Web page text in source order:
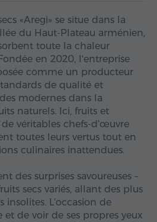
«Aregi» se situe dans la
du Haut-Plateau arménien,
toute la chaleur
en 2020, l'entreprise
comme un producteur
de qualité et
modernes dans la
naturels. Ici, fruits et
véritables chefs-d'œuvre
toutes leurs vertus tout en
culinaires inattendues.
des surprises savoureuses –
secs variés, allant des plus
insolites. L'occasion de
de voir de ses propres yeux